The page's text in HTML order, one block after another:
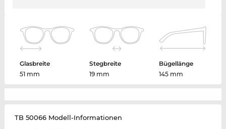
Glasbreite
51 mm
Stegbreite
19 mm
Bügellänge
145 mm
TB 50066 Modell-Informationen